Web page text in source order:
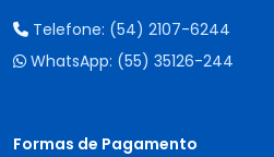
Telefone: (54) 2107-6244
WhatsApp: (55) 35126-244
Formas de Pagamento